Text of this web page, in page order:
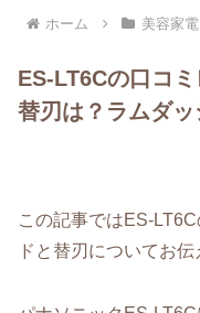
ホーム 美容家電
ES-LT6Cの口コ
替刃は？ラムダッ
この記事ではES-
ドと替刃についてお伝